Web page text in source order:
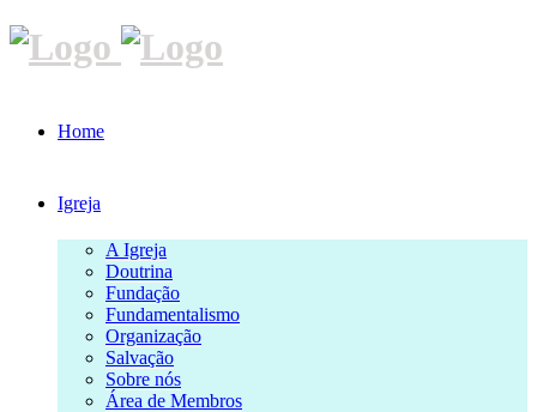
Home
Igreja
A Igreja
Doutrina
Fundação
Fundamentalismo
Organização
Salvação
Sobre nós
Área de Membros